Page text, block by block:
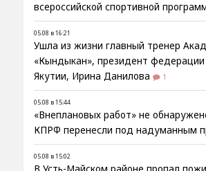
всероссийской спортивной
05.08 в 16:21
Ушла из жизни главный тренер
«Кындыкан», президент федерации
Якутии, Ирина Данилова
1
05.08 в 15:44
«Внеплановых работ» не
КПРФ перенесли под надуманным
05.08 в 15:02